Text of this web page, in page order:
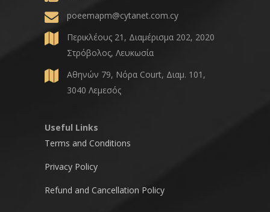
poeemapm@cytanet.com.cy
Περικλέους 21, Διαμέρισμα 202, 2020
Στρόβολος, Λευκωσία
Αθηνών 79, Νόρα Court, Διαμ. 101,
3040 Λεμεσός
Useful Links
Terms and Conditions
Privacy Policy
Refund and Cancellation Policy